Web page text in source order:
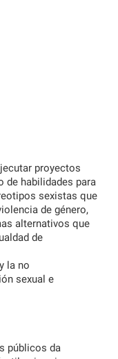
proyectos
de habilidades para
sexistas que
de género,
alternativos que
de
la no
sexual e
públicos da